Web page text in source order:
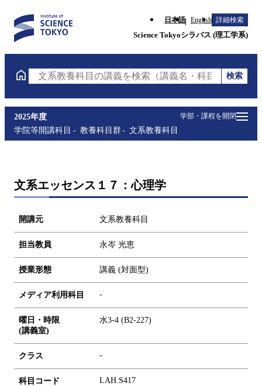
日本語 English 詳細検索
Science Tokyoシラバス (理工学系)
文系教養科目の講義を検索（講義名・科目コード・担
検索
学部・課程を開閉
2025年度
学院等開講科目
教養科目群 文系教養科目
文系エッセンス１７：心理学
開講元 文系教養科目
担当教員 永岑 光恵
授業形態 講義 (対面型)
メディア利用科目 -
曜日・時限
(講義室)
水3-4 (B2-227)
クラス -
科目コード LAH.S417